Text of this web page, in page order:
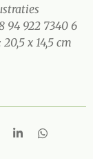
94 922 7340 6
x 14,5 cm
S
D